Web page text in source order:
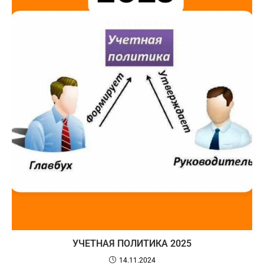
УЧЕТНАЯ ПОЛИТИКА 2025
14.11.2024